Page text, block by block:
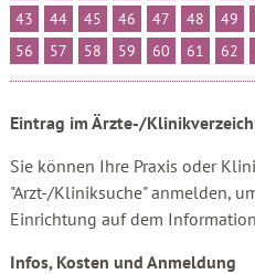
43
44 45 46 47 48 49
56
57 58 59 60 61 62
Eintrag im Ärzte-/
Sie können Ihre Praxis oder
"Arzt-/Kliniksuche" anmelden,
Einrichtung auf dem
Infos, Kosten und Anmeldung